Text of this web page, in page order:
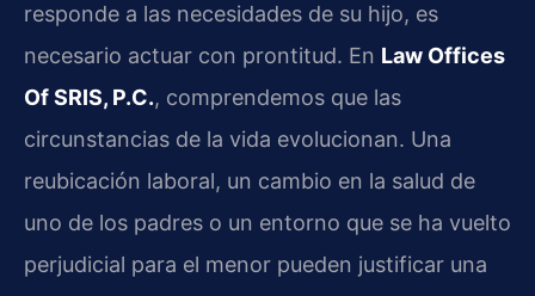
responde a las necesidades de su hijo, es
necesario actuar con prontitud. En Law Offices
Of SRIS, P.C., comprendemos que las
circunstancias de la vida evolucionan. Una
reubicación laboral, un cambio en la salud de
uno de los padres o un entorno que se ha vuelto
perjudicial para el menor pueden justificar una